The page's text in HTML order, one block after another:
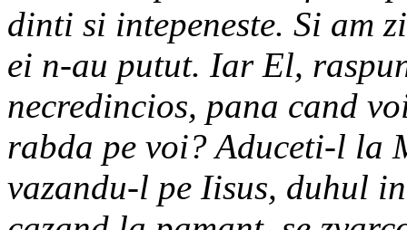
dinti si intepeneste. Si am
ei n-au putut. Iar El,
necredincios, pana cand
rabda pe voi? Aduceti-l la
vazandu-l pe Iisus, duhul